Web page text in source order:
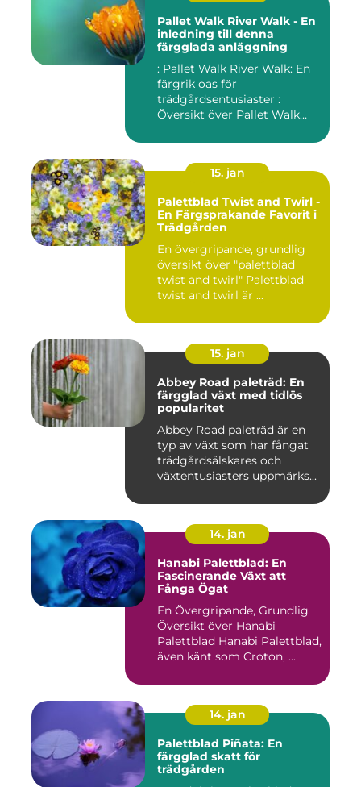
Pallet Walk River Walk - En
inledning till denna
färgglada anläggning
: Pallet Walk River Walk: En
färgrik oas för
trädgårdsentusiaster :
Översikt över Pallet Walk
15. jan
Palettblad Twist and Twirl -
En Färgsprakande Favorit i
Trädgården
En övergripande, grundlig
översikt över "palettblad
twist and twirl" Palettblad
twist and twirl är ...
15. jan
Abbey Road paleträd: En
färgglad växt med tidlös
popularitet
Abbey Road paleträd är en
typ av växt som har fångat
trädgårdsälskares och
växtentusiasters uppmärks...
14. jan
Hanabi Palettblad: En
Fascinerande Växt att
Fånga Ögat
En Övergripande, Grundlig
Översikt över Hanabi
Palettblad Hanabi Palettblad,
även känt som Croton, ...
14. jan
Palettblad Piñata: En
färgglad skatt för
trädgården